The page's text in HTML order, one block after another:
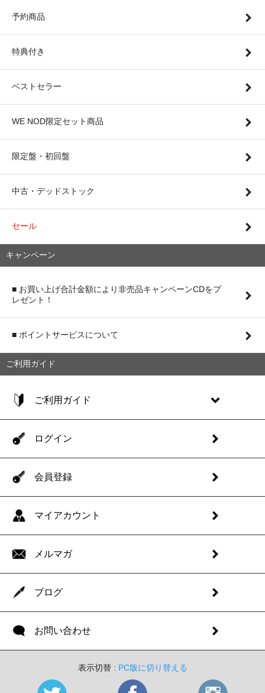
予約商品
特典付き
ベストセラー
WE NOD限定セット商品
限定盤・初回盤
中古・デッドストック
セール
キャンペーン
■ お買い上げ合計金額により非売品キャンペーンCDをプ
レゼント！
■ ポイントサービスについて
ご利用ガイド
ご利用ガイド
ログイン
会員登録
マイアカウント
メルマガ
ブログ
お問い合わせ
表示切替 : PC版に切り替える